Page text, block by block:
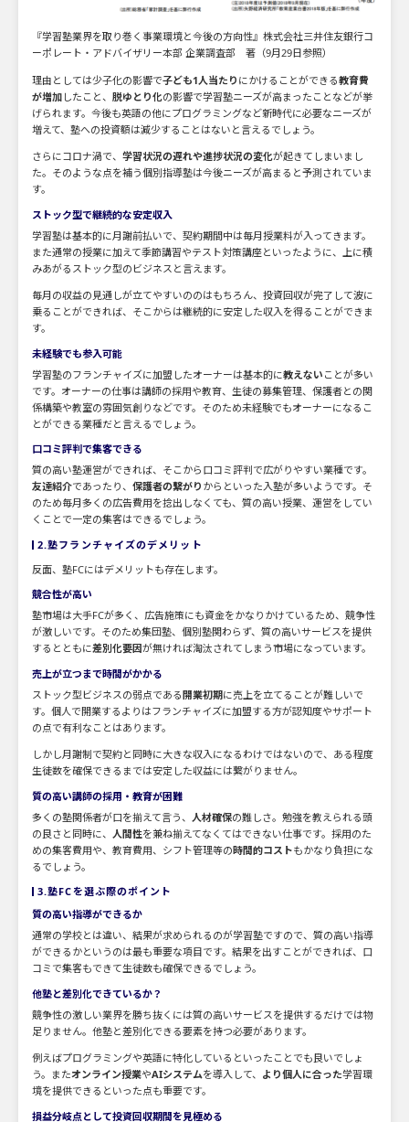
『学習塾業界を取り巻く事業環境と今後の方向性』株式会社三井住友銀行コ
ーポレート・アドバイザリー本部 企業調査部 著（9月29日参照）
理由としては少子化の影響で子ども1人当たり にかけることができる教育費
が増加 したこと、 脱ゆとり化の影響で学習塾ニーズが高まったことなどが挙
げられます。今後も英語の他にプログラミングなど新時代に必要なニーズが
増えて、塾への投資額は減少することはないと言えるでしょう。
さらにコロナ渦で、 学習状況の遅れや進捗状況の変化が起きてしまいまし
た。そのような点を補う個別指導塾は今後ニーズが高まると予測されていま
す。
ストック型で継続的な安定収入
学習塾は基本的に月謝前払いで、契約期間中は毎月授業料が入ってきます。
また通常の授業に加えて季節講習やテスト対策講座といったように、上に積
みあがるストック型のビジネスと言えます。
毎月の収益の見通しが立てやすいののはもちろん、投資回収が完了して波に
乗ることができれば、そこからは継続的に安定した収入を得ることができま
す。
未経験でも参入可能
学習塾のフランチャイズに加盟したオーナーは基本的に教えない ことが多い
です。オーナーの仕事は講師の採用や教育、生徒の募集管理、保護者との関
係構築や教室の雰囲気創りなどです。そのため未経験でもオーナーになるこ
とができる業種だと言えるでしょう。
口コミ評判で集客できる
質の高い塾運営ができれば、そこから口コミ評判で広がりやすい業種です。
友達紹介であったり、 保護者の繋がり からといった入塾が多いようです。そ
のため毎月多くの広告費用を捻出しなくても、質の高い授業、運営をしてい
くことで一定の集客はできるでしょう。
2.塾フランチャイズのデメリット
反面、塾FCにはデメリットも存在します。
競合性が高い
塾市場は大手FCが多く、広告施策にも資金をかなりかけているため、競争性
が激しいです。そのため集団塾、個別塾関わらず、質の高いサービスを提供
するとともに差別化要因が無ければ淘汰されてしまう市場になっています。
売上が立つまで時間がかかる
ストック型ビジネスの弱点である開業初期に売上を立てることが難しいで
す。個人で開業するよりはフランチャイズに加盟する方が認知度やサポート
の点で有利なことはあります。
しかし月謝制で契約と同時に大きな収入になるわけではないので、ある程度
生徒数を確保できるまでは安定した収益には繋がりません。
質の高い講師の採用・教育が困難
多くの塾関係者が口を揃えて言う、 人材確保の難しさ。勉強を教えられる頭
の良さと同時に、 人間性を兼ね揃えてなくてはできない仕事です。採用のた
めの集客費用や、教育費用、シフト管理等の時間的コストもかなり負担にな
るでしょう。
3.塾FCを選ぶ際のポイント
質の高い指導ができるか
通常の学校とは違い、結果が求められるのが学習塾ですので、質の高い指導
ができるかというのは最も重要な項目です。結果を出すことができれば、口
コミで集客もできて生徒数も確保できるでしょう。
他塾と差別化できているか？
競争性の激しい業界を勝ち抜くには質の高いサービスを提供するだけでは物
足りません。他塾と差別化できる要素を持つ必要があります。
例えばプログラミングや英語に特化しているといったことでも良いでしょ
う。またオンライン授業やAIシステムを導入して、 より個人に合った学習環
境を提供できるといった点も重要です。
損益分岐点として投資回収期間を見極める